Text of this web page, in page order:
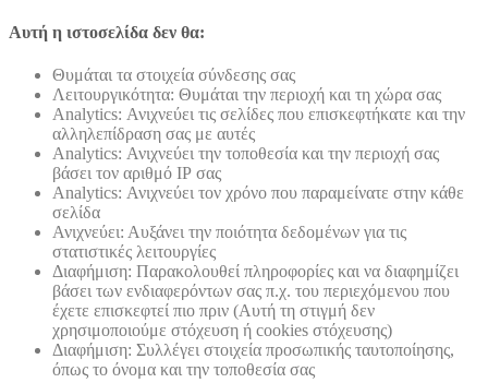
Αυτή η ιστοσελίδα δεν θα:
Θυμάται τα στοιχεία σύνδεσης σας
Λειτουργικότητα: Θυμάται την περιοχή και τη χώρα σας
Analytics: Ανιχνεύει τις σελίδες που επισκεφτήκατε και την
αλληλεπίδραση σας με αυτές
Analytics: Ανιχνεύει την τοποθεσία και την περιοχή σας
βάσει τον αριθμό ΙΡ σας
Analytics: Ανιχνεύει τον χρόνο που παραμείνατε στην κάθε
σελίδα
Ανιχνεύει: Αυξάνει την ποιότητα δεδομένων για τις
στατιστικές λειτουργίες
Διαφήμιση: Παρακολουθεί πληροφορίες και να διαφημίζει
βάσει των ενδιαφερόντων σας π.χ. του περιεχόμενου που
έχετε επισκεφτεί πιο πριν (Αυτή τη στιγμή δεν
χρησιμοποιούμε στόχευση ή cookies στόχευσης)
Διαφήμιση: Συλλέγει στοιχεία προσωπικής ταυτοποίησης,
όπως το όνομα και την τοποθεσία σας